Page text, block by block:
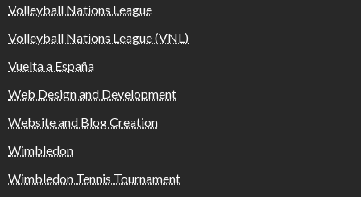
Volleyball Nations League
Volleyball Nations League (VNL)
Vuelta a España
Web Design and Development
Website and Blog Creation
Wimbledon
Wimbledon Tennis Tournament